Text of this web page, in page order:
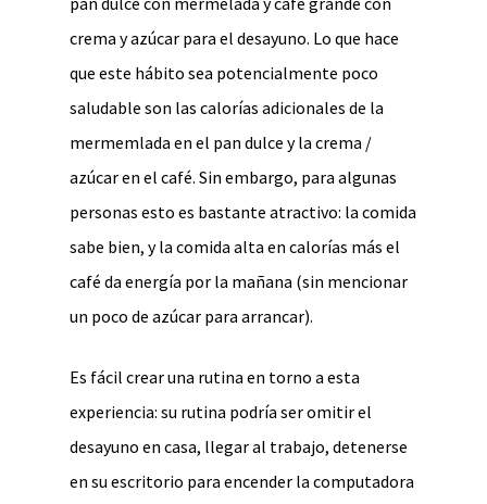
crema y azúcar para el desayuno. Lo que hace
que este hábito sea potencialmente poco
saludable son las calorías adicionales de la
mermemlada en el pan dulce y la crema /
azúcar en el café. Sin embargo, para algunas
personas esto es bastante atractivo: la comida
sabe bien, y la comida alta en calorías más el
café da energía por la mañana (sin mencionar
un poco de azúcar para arrancar).
Es fácil crear una rutina en torno a esta
experiencia: su rutina podría ser omitir el
desayuno en casa, llegar al trabajo, detenerse
en su escritorio para encender la computadora